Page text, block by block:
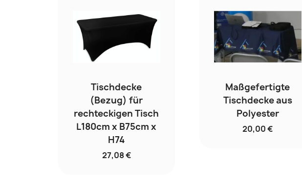
Tischdecke
(Bezug) für
rechteckigen Tisch
L180cm x B75cm x
H74
27,08 €
Maßgefertigte
Tischdecke aus
Polyester
20,00 €